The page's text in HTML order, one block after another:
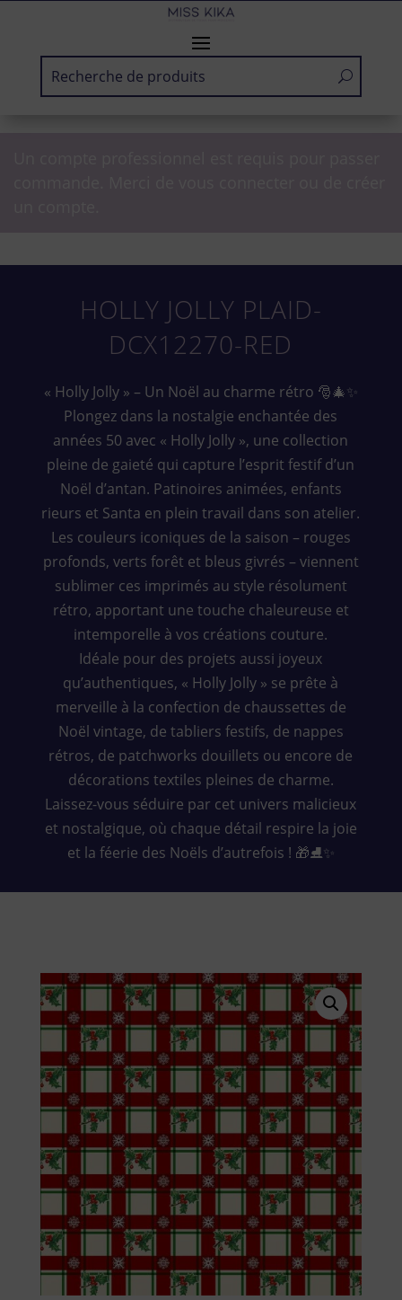
HOLLY JOLLY PLAID-
DCX12270-RED
« Holly Jolly » – Un Noël au charme rétro 🎅🎄✨
Plongez dans la nostalgie enchantée des
années 50 avec « Holly Jolly », une collection
pleine de gaieté qui capture l’esprit festif d’un
Noël d’antan. Patinoires animées, enfants
rieurs et Santa en plein travail dans son atelier.
Les couleurs iconiques de la saison – rouges
profonds, verts forêt et bleus givrés – viennent
sublimer ces imprimés au style résolument
rétro, apportant une touche chaleureuse et
intemporelle à vos créations couture.
Idéale pour des projets aussi joyeux
qu’authentiques, « Holly Jolly » se prête à
merveille à la confection de chaussettes de
Noël vintage, de tabliers festifs, de nappes
rétros, de patchworks douillets ou encore de
décorations textiles pleines de charme.
Laissez-vous séduire par cet univers malicieux
et nostalgique, où chaque détail respire la joie
et la féerie des Noëls d’autrefois ! 🎁⛸️✨